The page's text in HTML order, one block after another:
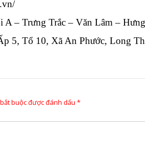
– Trưng Trắc – Văn Lâm –
5, Tổ 10, Xã An Phước, Long
buộc được đánh dấu *